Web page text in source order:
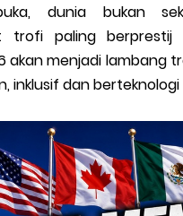
2026
Jin (Koleksi Lengkap)
53 Ciri Keselamatan
Melawan Iran
dunia bukan
trofi paling berprestij
akan menjadi lambang
inklusif dan